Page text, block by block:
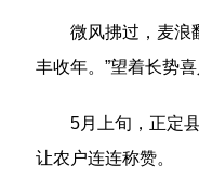
微风拂过，麦浪
丰收年。”望着长势
5月上旬，正定
让农户连连称赞。